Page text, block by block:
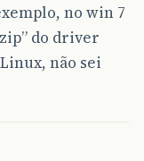
no win 7
do driver
não sei